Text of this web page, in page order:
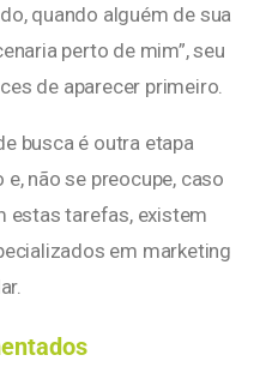
quando alguém de sua
perto de mim”, seu
de aparecer primeiro.
busca é outra etapa
não se preocupe, caso
estas tarefas, existem
em marketing